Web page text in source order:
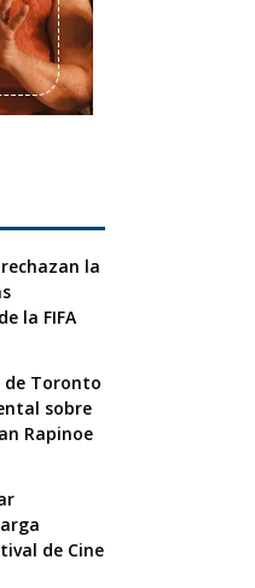
la
la FIFA
de Toronto
sobre
Rapinoe
de Cine